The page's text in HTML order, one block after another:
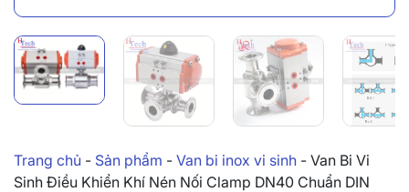
Trang chủ - Sản phẩm - Van bi inox vi sinh - Van Bi Vi
Sinh Điều Khiển Khí Nén Nối Clamp DN40 Chuẩn DIN